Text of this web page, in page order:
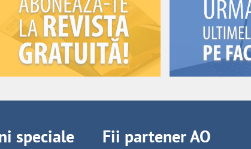
speciale Fii partener AO